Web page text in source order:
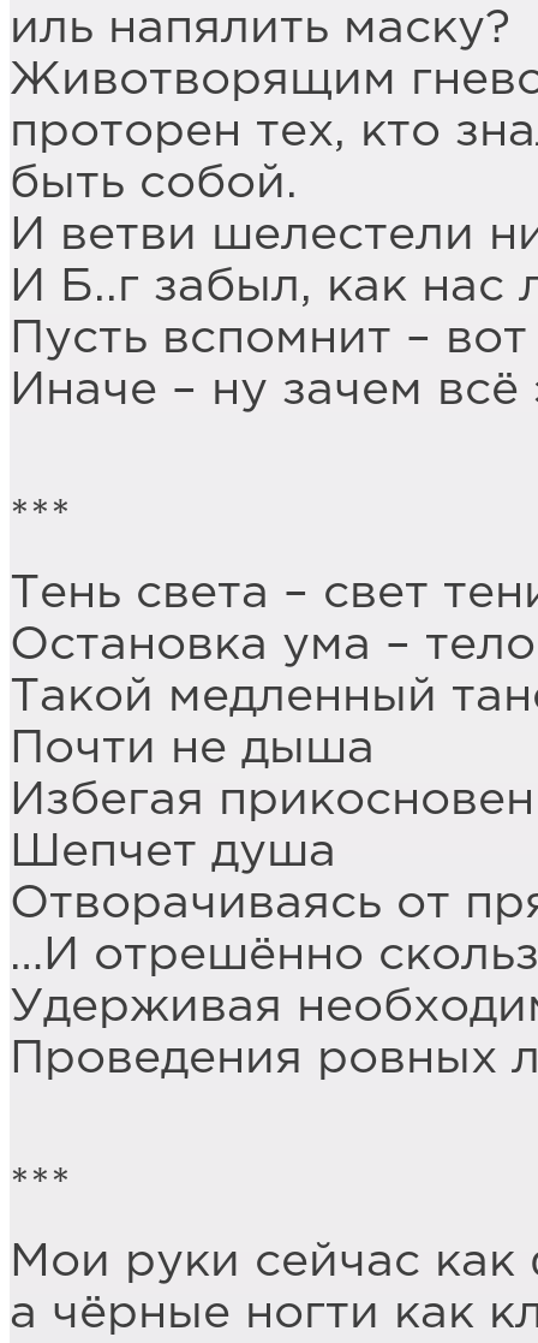
иль напялить маску?
Животворящим
проторен тех, кто
быть собой.
И ветви шелестели
И Б..г забыл, как нас
Пусть вспомнит –
Иначе – ну зачем всё
***
Тень света – свет
Остановка ума –
Такой медленный
Почти не дыша
Избегая
Шепчет душа
Отворачиваясь от
…И отрешённо
Удерживая
Проведения ровных
***
Мои руки сейчас как
а чёрные ногти как